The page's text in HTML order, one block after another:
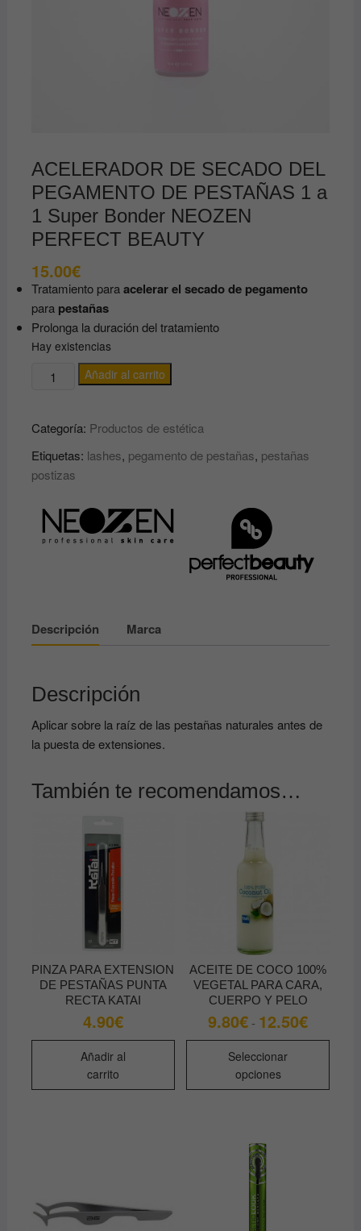
ACELERADOR DE SECADO DEL
PEGAMENTO DE PESTAÑAS 1 a
1 Super Bonder NEOZEN
PERFECT BEAUTY
15.00€
Tratamiento paraacelerar el secado de pegamento
para pestañas
Prolonga la duración del tratamiento
Hay existencias
ACELERADOR
DEL
PEGAMENTO
PESTAÑAS
PERFECT
BEAUTY
Añadir al carrito
Categoría: Productos de estética
Etiquetas: lashes, pegamento de pestañas, pestañas
postizas
Descripción Marca
Descripción
Aplicar sobre la raíz de las pestañas naturales antes de
la puesta de extensiones.
También te recomendamos…
PINZA PARA EXTENSION
DE PESTAÑAS PUNTA
RECTA KATAI
4.90€
Añadir al
carrito
ACEITE DE COCO 100%
VEGETAL PARA CARA,
CUERPO Y PELO
9.80€ - 12.50€Rango
de
precios:
12.50€
Seleccionar
opciones
Este